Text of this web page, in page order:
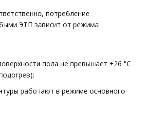
потребление
ЭТП зависит от режима
пола не превышает +26 °C
работают в режиме основного